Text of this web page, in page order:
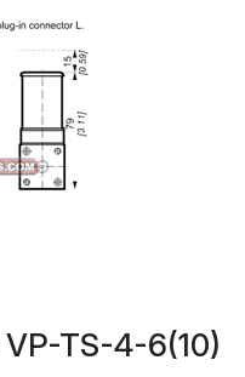
TS-4-6(10)